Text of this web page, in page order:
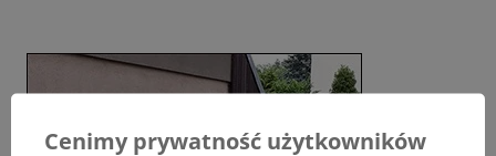
Cenimy prywatność użytkowników